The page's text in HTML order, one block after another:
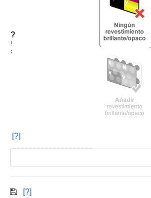
?
!
:
[?]
[?]